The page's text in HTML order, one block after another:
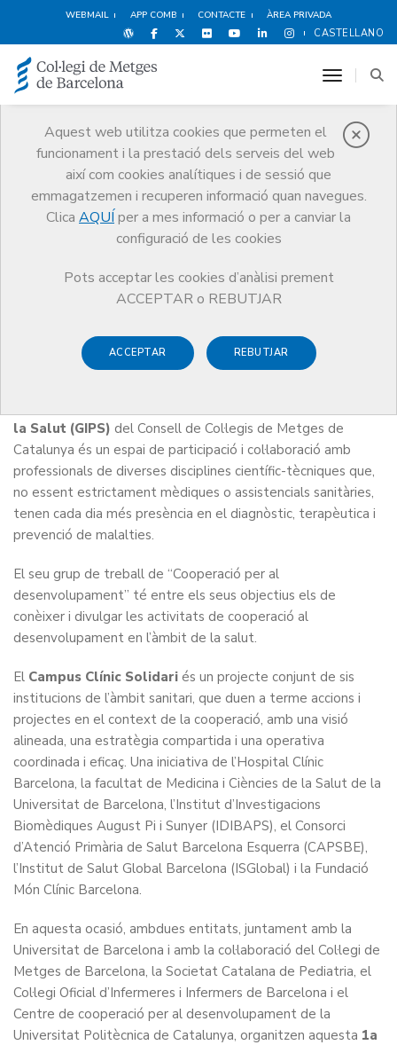
WEBMAIL APP COMB CONTACTE ÀREA PRIVADA
CASTELLANO
Aquest web utilitza cookies que permeten el
funcionament i la prestació dels serveis del web
així com cookies analítiques i de sessió que
emmagatzemen i recuperen informació quan navegues.
Clica AQUÍ per a mes informació o per a canviar la
configuració de les cookies
Pots acceptar les cookies d’anàlisi prement
ACCEPTAR o REBUTJAR
ACCEPTAR REBUTJAR
toggle
Agenda
Agenda
1a Jornada de ciència i tecnologia per al desenvolupament humà
tecnologia per al
desenvolupament humà
la Salut (GIPS) del Consell de Col·legis de Metges de
Catalunya és un espai de participació i col·laboració amb
professionals de diverses disciplines científic-tècniques que,
no essent estrictament mèdiques o assistencials sanitàries,
tenen cada dia més presència en el diagnòstic, terapèutica i
prevenció de malalties.
El seu grup de treball de “Cooperació per al
desenvolupament” té entre els seus objectius els de
conèixer i divulgar les activitats de cooperació al
desenvolupament en l’àmbit de la salut.
El Campus Clínic Solidari és un projecte conjunt de sis
institucions de l’àmbit sanitari, que duen a terme accions i
projectes en el context de la cooperació, amb una visió
alineada, una estratègia compartida i una operativa
coordinada i eficaç. Una iniciativa de l’Hospital Clínic
Barcelona, la facultat de Medicina i Ciències de la Salut de la
Universitat de Barcelona, l’Institut d’Investigacions
Biomèdiques August Pi i Sunyer (IDIBAPS), el Consorci
d’Atenció Primària de Salut Barcelona Esquerra (CAPSBE),
l’Institut de Salut Global Barcelona (ISGlobal) i la Fundació
Món Clínic Barcelona.
En aquesta ocasió, ambdues entitats, juntament amb la
Universitat de Barcelona i amb la col·laboració del Col·legi de
Metges de Barcelona, la Societat Catalana de Pediatria, el
Col·legi Oficial d’Infermeres i Infermers de Barcelona i el
Centre de cooperació per al desenvolupament de la
Universitat Politècnica de Catalunya, organitzen aquesta 1a